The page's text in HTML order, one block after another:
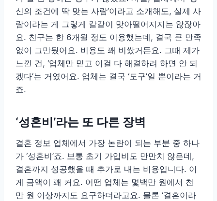
신의 조건에 딱 맞는 사람’이라고 소개해도, 실제 사
람이라는 게 그렇게 칼같이 맞아떨어지지는 않잖아
요. 친구는 한 6개월 정도 이용했는데, 결국 큰 만족
없이 그만뒀어요. 비용도 꽤 비쌌거든요. 그때 제가
느낀 건, ‘업체만 믿고 이걸 다 해결하려 하면 안 되
겠다’는 거였어요. 업체는 결국 ‘도구’일 뿐이라는 거
죠.
‘성혼비’라는 또 다른 장벽
결혼 정보 업체에서 가장 논란이 되는 부분 중 하나
가 ‘성혼비’죠. 보통 초기 가입비도 만만치 않은데,
결혼까지 성공했을 때 추가로 내는 비용입니다. 이
게 금액이 꽤 커요. 어떤 업체는 몇백만 원에서 천
만 원 이상까지도 요구하더라고요. 물론 ‘결혼이라